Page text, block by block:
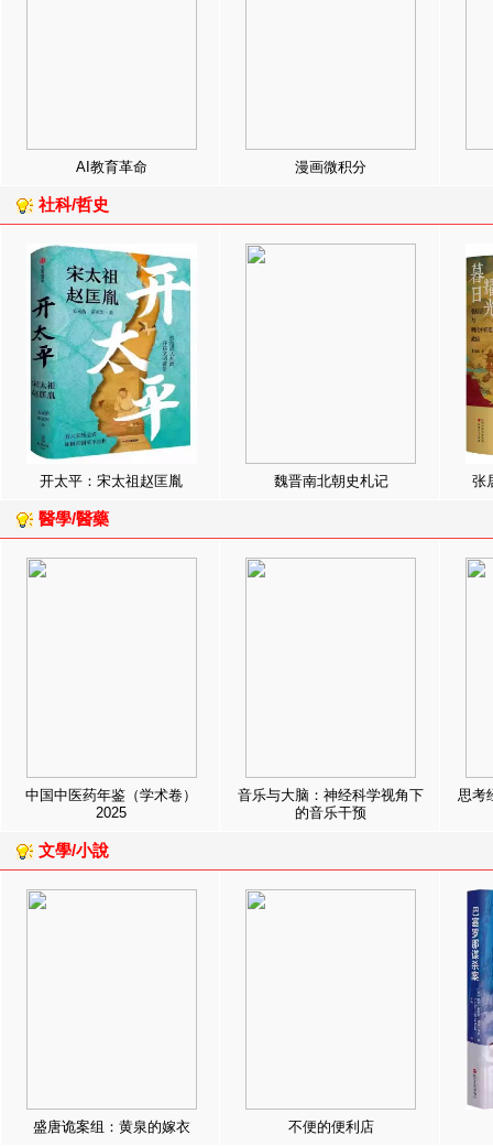
AI教育革命 漫画微积分
社科/哲史
开太平：宋太祖赵匡胤 魏晋南北朝史札记 张
醫學/醫藥
中国中医药年鉴（学术卷）
2025
音乐与大脑：神经科学视角下
的音乐干预
思考
文學/小說
盛唐诡案组：黄泉的嫁衣 不便的便利店